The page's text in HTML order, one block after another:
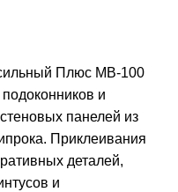
Плюс МВ-100
и
панелей из
Приклеивания
деталей,
и